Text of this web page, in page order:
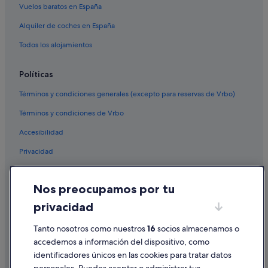
Vuelos baratos en España
Alquiler de coches en España
Todos los alojamientos
Políticas
Términos y condiciones generales (excepto para reservas de Vrbo)
Términos y condiciones de Vrbo
Accesibilidad
Privacidad
Condiciones de uso
Información legal/contacto
Pautas sobre el contenido y cómo denunciar contenido
Ayuda
Nos preocupamos por tu
privacidad
Tanto nosotros como nuestros16 socios almacenamos o
accedemos a información del dispositivo, como
identificadores únicos en las cookies para tratar datos